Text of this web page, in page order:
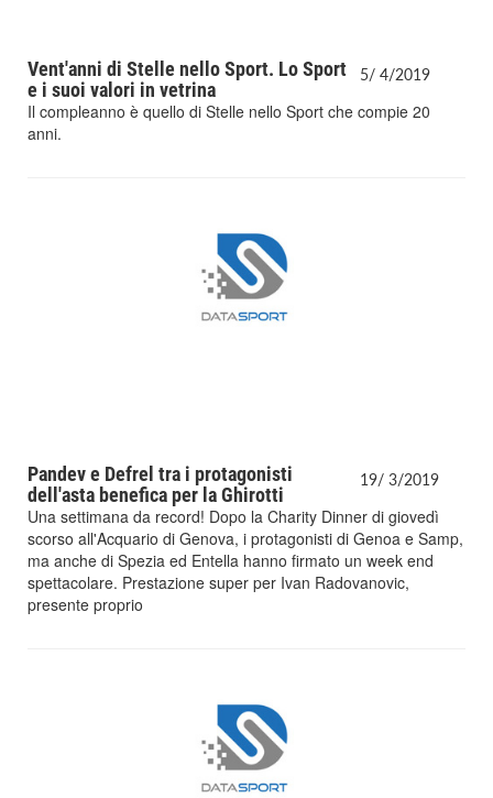
5/ 4/2019
Vent'anni di Stelle nello Sport. Lo Sport
e i suoi valori in vetrina
Il compleanno è quello di Stelle nello Sport che compie 20
anni.
19/ 3/2019
Pandev e Defrel tra i protagonisti
dell'asta benefica per la Ghirotti
Una settimana da record! Dopo la Charity Dinner di giovedì
scorso all'Acquario di Genova, i protagonisti di Genoa e Samp,
ma anche di Spezia ed Entella hanno firmato un week end
spettacolare. Prestazione super per Ivan Radovanovic,
presente proprio